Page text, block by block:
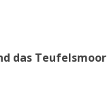
das Teufelsmoor